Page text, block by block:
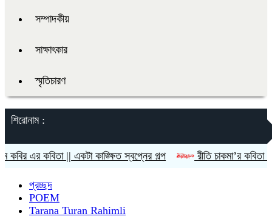
সম্পাদকীয়
সাক্ষাৎকার
স্মৃতিচারণ
শিরোনাম :
|| একটা কাঙ্ক্ষিত স্বপ্নের গল্প রীতি চাকমা’র কবিতা || আদিম
প্রচ্ছদ
POEM
Tarana Turan Rahimli